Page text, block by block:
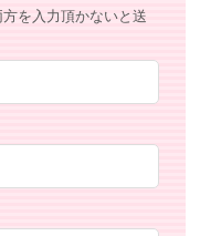
を入力頂かないと送